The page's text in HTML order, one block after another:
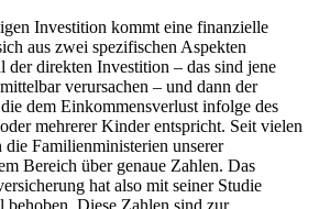
Investition kommt eine finanzielle
aus zwei spezifischen Aspekten
der direkten Investition – das sind jene
verursachen – und dann der
dem Einkommensverlust infolge des
mehrerer Kinder entspricht. Seit vielen
die Familienministerien unserer
Bereich über genaue Zahlen. Das
hat also mit seiner Studie
Diese Zahlen sind zur